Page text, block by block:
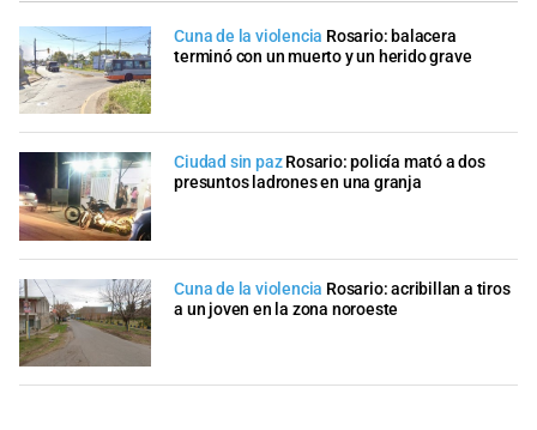
Cuna de la violencia Rosario: balacera
terminó con un muerto y un herido grave
Ciudad sin paz Rosario: policía mató a dos
presuntos ladrones en una granja
Cuna de la violencia Rosario: acribillan a tiros
a un joven en la zona noroeste